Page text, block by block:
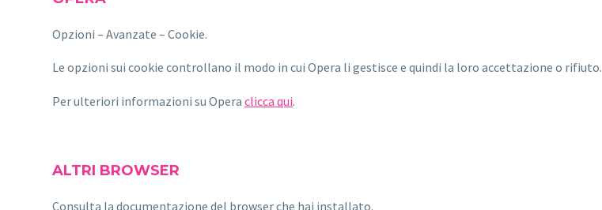
Opzioni – Avanzate – Cookie.
Le opzioni sui cookie controllano il modo in cui Opera li gestisce e quindi la loro accettazione o rifiuto.
Per ulteriori informazioni su Opera clicca qui.
ALTRI BROWSER
Consulta la documentazione del browser che hai installato.